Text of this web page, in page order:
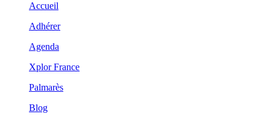
Accueil
Adhérer
Agenda
Xplor France
Palmarès
Blog